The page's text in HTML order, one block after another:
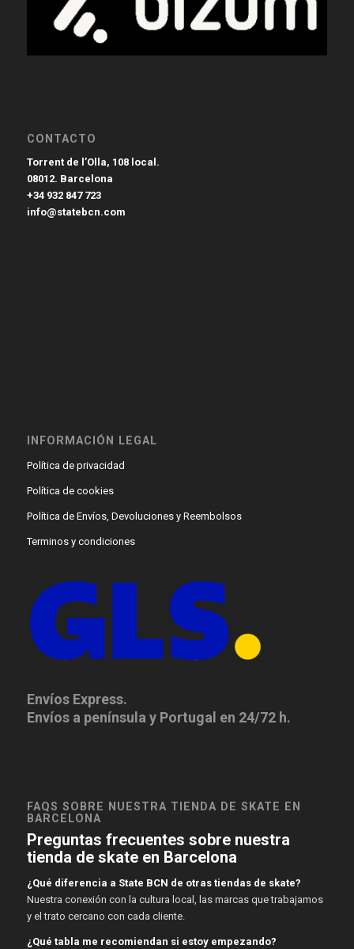
CONTACTO
Torrent de l’Olla, 108 local.
08012. Barcelona
+34 932 847 723
info@statebcn.com
INFORMACIÓN LEGAL
Política de privacidad
Política de cookies
Política de Envíos, Devoluciones y Reembolsos
Terminos y condiciones
Envíos Express.
Envíos a península y Portugal en 24/72 h.
FAQS SOBRE NUESTRA TIENDA DE SKATE EN
BARCELONA
Preguntas frecuentes sobre nuestra
tienda de skate en Barcelona
¿Qué diferencia a State BCN de otras tiendas de skate?
Nuestra conexión con la cultura local, las marcas que trabajamos
y el trato cercano con cada cliente.
¿Qué tabla me recomiendan si estoy empezando?